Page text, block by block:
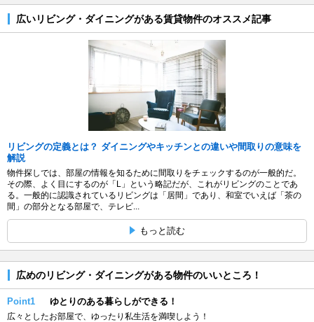
広いリビング・ダイニングがある賃貸物件のオススメ記事
リビングの定義とは？ ダイニングやキッチンとの違いや間取りの意味を
解説
物件探しでは、部屋の情報を知るために間取りをチェックするのが一般的だ。
その際、よく目にするのが「L」という略記だが、これがリビングのことであ
る。一般的に認識されているリビングは「居間」であり、和室でいえば「茶の
間」の部分となる部屋で、テレビ...
もっと読む
広めのリビング・ダイニングがある物件のいいところ！
Point1 ゆとりのある暮らしができる！
広々としたお部屋で、ゆったり私生活を満喫しよう！